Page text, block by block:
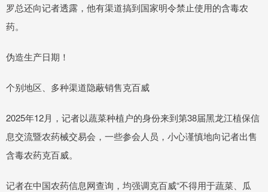
罗总还向记者透露，他有渠道搞到国家明令禁止使用的含毒农
药。
伪造生产日期！
个别地区、多种渠道隐蔽销售克百威
2025年12月，记者以蔬菜种植户的身份来到第38届黑龙江植保信
息交流暨农药械交易会，一些参会人员，小心谨慎地向记者出售
含毒农药克百威。
记者在中国农药信息网查询，均强调克百威“不得用于蔬菜、瓜